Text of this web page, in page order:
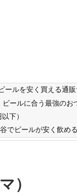
ールを安く買える通
ビールに合う最強の
下）
でビールが安く飲め
）